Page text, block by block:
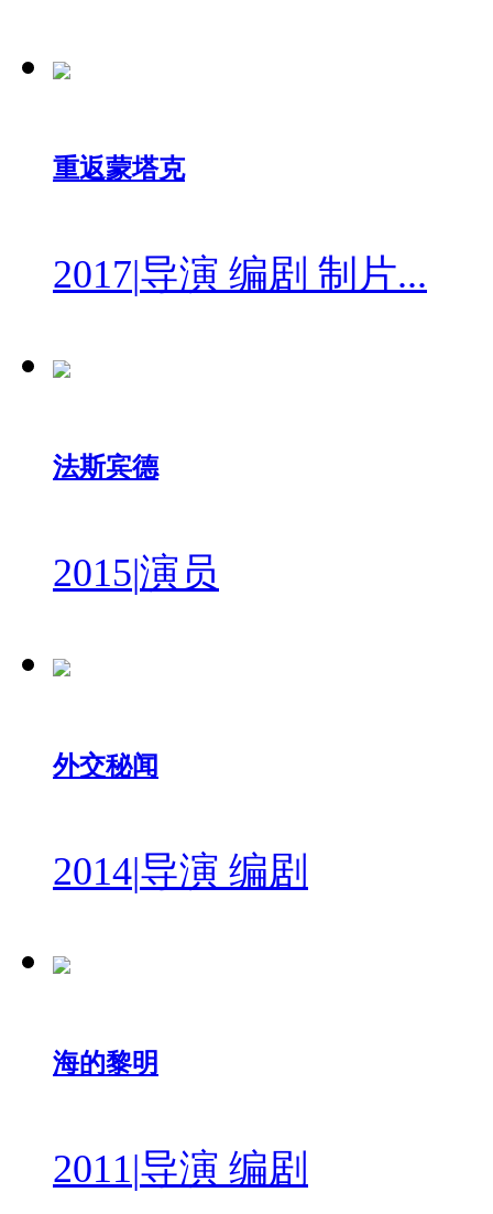
重返蒙塔克
2017|导演 编剧 制片...
法斯宾德
2015|演员
外交秘闻
2014|导演 编剧
海的黎明
2011|导演 编剧